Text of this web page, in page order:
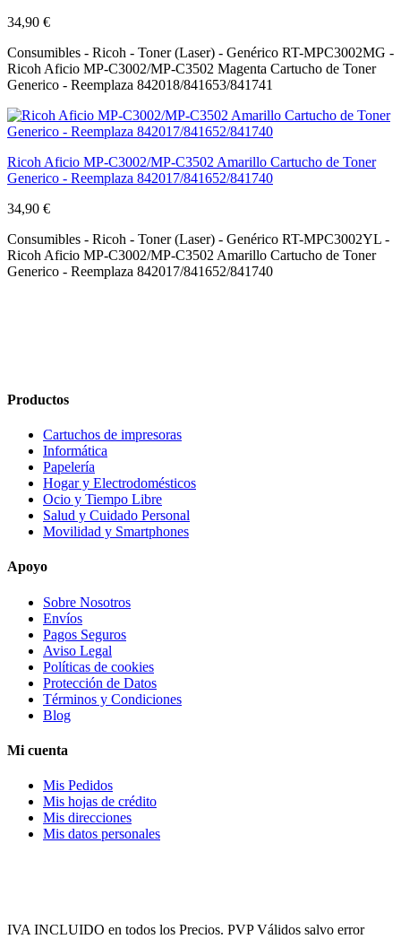
34,90 €
Consumibles - Ricoh - Toner (Laser) - Genérico RT-MPC3002MG -
Ricoh Aficio MP-C3002/MP-C3502 Magenta Cartucho de Toner
Generico - Reemplaza 842018/841653/841741
Ricoh Aficio MP-C3002/MP-C3502 Amarillo Cartucho de Toner
Generico - Reemplaza 842017/841652/841740
34,90 €
Consumibles - Ricoh - Toner (Laser) - Genérico RT-MPC3002YL -
Ricoh Aficio MP-C3002/MP-C3502 Amarillo Cartucho de Toner
Generico - Reemplaza 842017/841652/841740
Productos
Cartuchos de impresoras
Informática
Papelería
Hogar y Electrodomésticos
Ocio y Tiempo Libre
Salud y Cuidado Personal
Movilidad y Smartphones
Apoyo
Sobre Nosotros
Envíos
Pagos Seguros
Aviso Legal
Políticas de cookies
Protección de Datos
Términos y Condiciones
Blog
Mi cuenta
Mis Pedidos
Mis hojas de crédito
Mis direcciones
Mis datos personales
IVA INCLUIDO en todos los Precios. PVP Válidos salvo error